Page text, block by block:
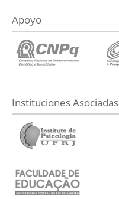
Apoyo
Instituciones Asociadas